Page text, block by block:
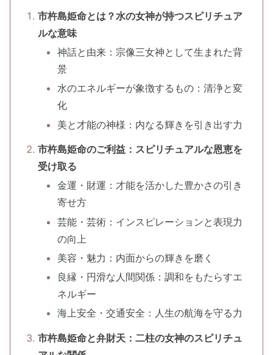
市杵島姫命とは？水の女神が持つスピリチュア
ルな意味
神話と由来：宗像三女神として生まれた背
景
水のエネルギーが象徴するもの：清浄と変
化
美と才能の神様：内なる輝きを引き出す力
市杵島姫命のご利益：スピリチュアルな恩恵を
受け取る
金運・財運：才能を活かした豊かさの引き
寄せ方
芸能・芸術：インスピレーションと表現力
の向上
美容・魅力：内面からの輝きを磨く
良縁・円滑な人間関係：調和をもたらすエ
ネルギー
海上安全・交通安全：人生の航海を守る力
市杵島姫命と弁財天：二柱の女神のスピリチュ